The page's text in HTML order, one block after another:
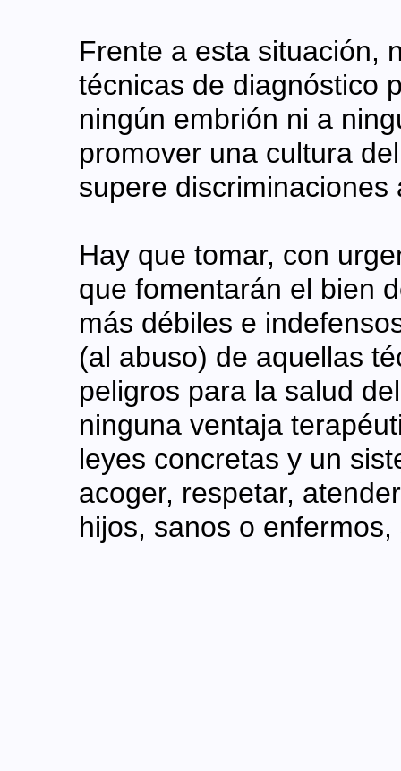
Frente a esta situación,
técnicas de diagnóstico
ningún embrión ni a
promover una cultura
supere discriminaciones
Hay que tomar, con
que fomentarán el bien
más débiles e
(al abuso) de aquellas
peligros para la salud
ninguna ventaja
leyes concretas y un
acoger, respetar,
hijos, sanos o